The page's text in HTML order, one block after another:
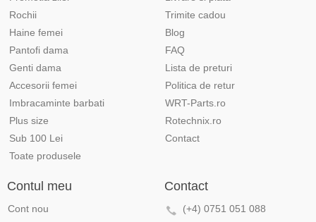
Rochii
Haine femei
Pantofi dama
Genti dama
Accesorii femei
Imbracaminte barbati
Plus size
Sub 100 Lei
Toate produsele
Trimite cadou
Blog
FAQ
Lista de preturi
Politica de retur
WRT-Parts.ro
Rotechnix.ro
Contact
Contul meu
Cont nou
Contact
(+4) 0751 051 088